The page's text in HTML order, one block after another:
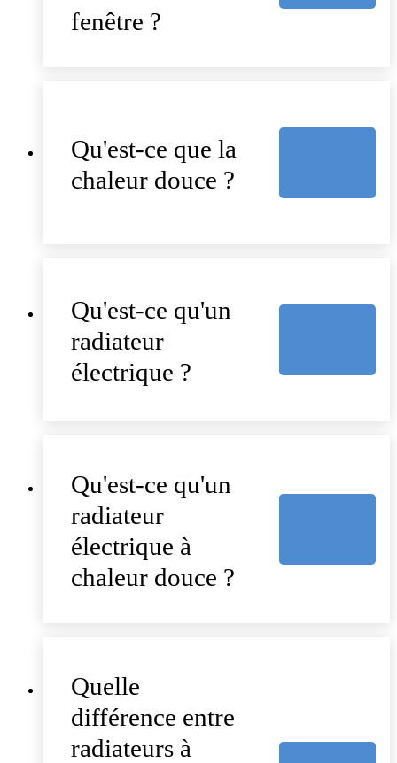
fenêtre ?
Qu'est-ce que la
chaleur douce ?
Qu'est-ce qu'un
radiateur
électrique ?
Qu'est-ce qu'un
radiateur
électrique à
chaleur douce ?
Quelle
différence entre
radiateurs à